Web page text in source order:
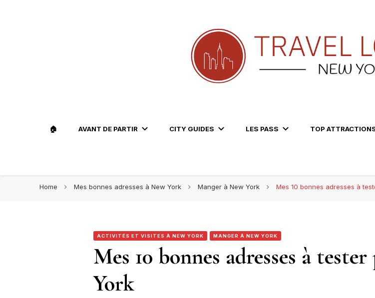
🏠 AVANT DE PARTIR CITY GUIDES LES PASS TOP
Home Mes bonnes adresses à New York Manger à New York Mes 10 bonnes adresses à
ACTIVITÉS ET VISITES À NEW YORK MANGER À NEW YORK
Mes 10 bonnes adresses à
York